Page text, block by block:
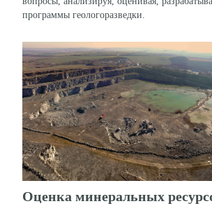
программы геологоразведки.
Оценка минеральных